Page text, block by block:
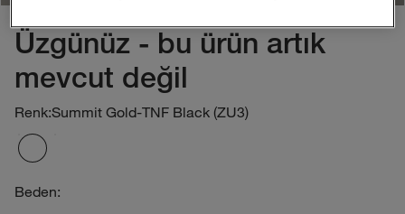
Üzgünüz - bu ürün artık
mevcut değil
Renk:Summit Gold-TNF Black (ZU3)
Beden: